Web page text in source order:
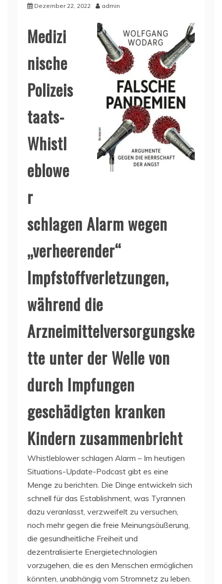
Dezember 22, 2022 admin
Medizi
nische
Polizeis
taats-
Whistl
eblowe
r
schlagen Alarm wegen
„verheerender“
Impfstoffverletzungen,
während die
Arzneimittelversorgungske
tte unter der Welle von
durch Impfungen
geschädigten kranken
Kindern zusammenbricht
Whistleblower schlagen Alarm – Im heutigen
Situations-Update-Podcast gibt es eine
Menge zu berichten. Die Dinge entwickeln sich
schnell für das Establishment, was Tyrannen
dazu veranlasst, verzweifelt zu versuchen,
noch mehr gegen die freie Meinungsäußerung,
die gesundheitliche Freiheit und
dezentralisierte Energietechnologien
vorzugehen, die es den Menschen ermöglichen
könnten, unabhängig vom Stromnetz zu leben.